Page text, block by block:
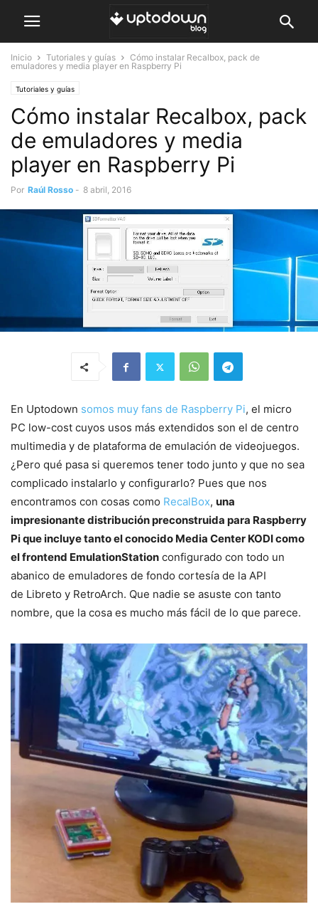
Inicio Tutoriales y guías
Cómo instalar Recalbox, pack de
emuladores y media player en Raspberry Pi
Tutoriales y guías
Cómo instalar Recalbox, pack
de emuladores y media
player en Raspberry Pi
Por Raúl Rosso - 8 abril, 2016
En Uptodown somos muy fans de Raspberry Pi, el micro
PC low-cost cuyos usos más extendidos son el de centro
multimedia y de plataforma de emulación de videojuegos.
¿Pero qué pasa si queremos tener todo junto y que no sea
complicado instalarlo y configurarlo? Pues que nos
encontramos con cosas como RecalBox, una
impresionante distribución preconstruida para Raspberry
Pi que incluye tanto el conocido Media Center KODI como
el frontend EmulationStation configurado con todo un
abanico de emuladores de fondo cortesía de la API
de Libreto y RetroArch. Que nadie se asuste con tanto
nombre, que la cosa es mucho más fácil de lo que parece.